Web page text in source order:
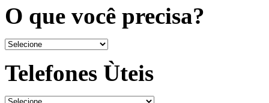
O que você precisa?
Telefones Ùteis